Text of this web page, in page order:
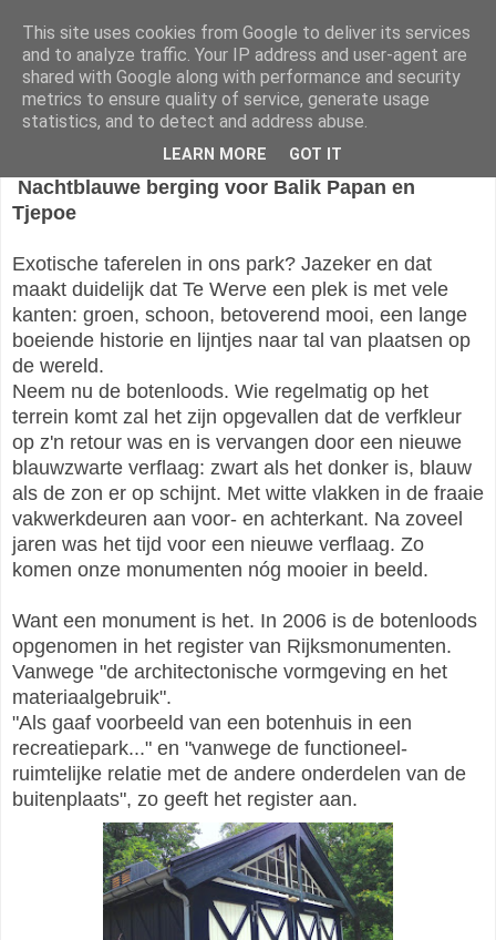
Vrienden van Te Werve
Nachtblauwe berging voor Balik Papan en
Tjepoe
Exotische taferelen in ons park? Jazeker en dat
maakt duidelijk dat Te Werve een plek is met vele
kanten: groen, schoon, betoverend mooi, een lange
boeiende historie en lijntjes naar tal van plaatsen op
de wereld.
Neem nu de botenloods. Wie regelmatig op het
terrein komt zal het zijn opgevallen dat de verfkleur
op z'n retour was en is vervangen door een nieuwe
blauwzwarte verflaag: zwart als het donker is, blauw
als de zon er op schijnt. Met witte vlakken in de fraaie
vakwerkdeuren aan voor- en achterkant. Na zoveel
jaren was het tijd voor een nieuwe verflaag. Zo
komen onze monumenten nóg mooier in beeld.
Want een monument is het. In 2006 is de botenloods
opgenomen in het register van Rijksmonumenten.
Vanwege "de architectonische vormgeving en het
materiaalgebruik".
"Als gaaf voorbeeld van een botenhuis in een
recreatiepark..." en "vanwege de functioneel-
ruimtelijke relatie met de andere onderdelen van de
buitenplaats", zo geeft het register aan.
This site uses cookies from Google to deliver its services
and to analyze traffic. Your IP address and user-agent are
shared with Google along with performance and security
metrics to ensure quality of service, generate usage
statistics, and to detect and address abuse.
LEARN MORE GOT IT